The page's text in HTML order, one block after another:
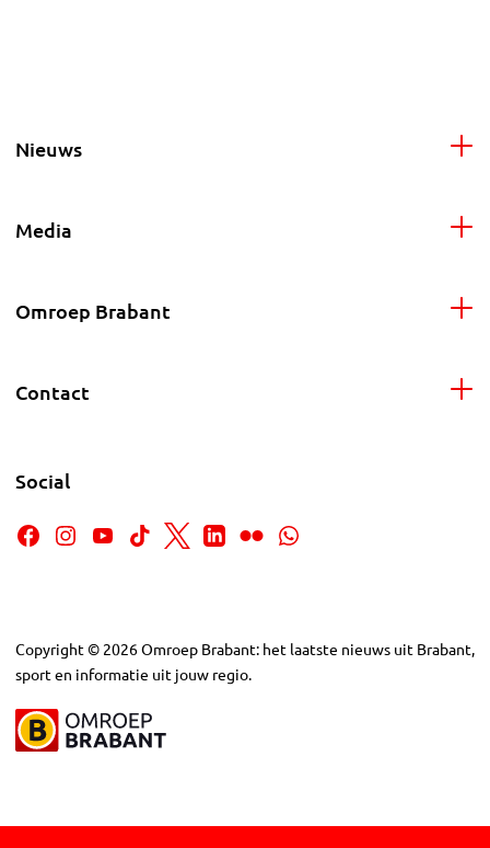
Nieuws
Media
Omroep Brabant
Contact
Social
Copyright © 2026Omroep Brabant: het laatste nieuws uit Brabant,
sport en informatie uit jouw regio.